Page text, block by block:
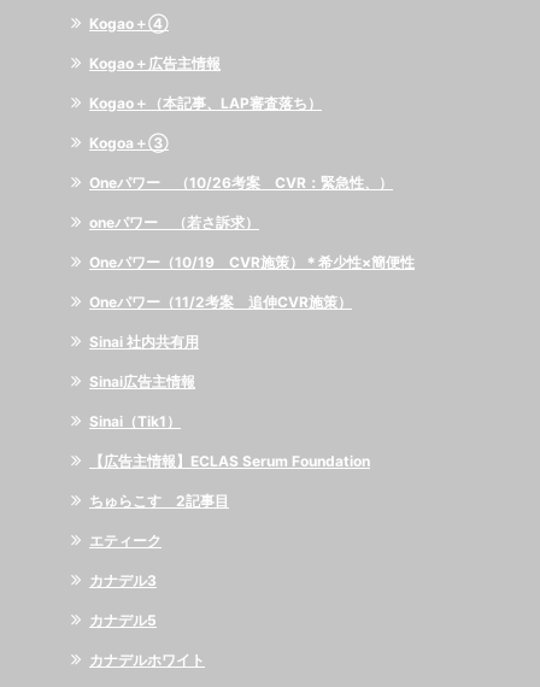
Kogao＋④
Kogao＋広告主情報
Kogao＋（本記事、LAP審査落ち）
Kogoa＋③
Oneパワー （10/26考案 CVR：緊急性、）
oneパワー （若さ訴求）
Oneパワー（10/19 CVR施策）＊希少性×簡便性
Oneパワー（11/2考案 追伸CVR施策）
Sinai 社内共有用
Sinai広告主情報
Sinai（Tik1）
【広告主情報】ECLAS Serum Foundation
ちゅらこす 2記事目
エティーク
カナデル3
カナデル5
カナデルホワイト